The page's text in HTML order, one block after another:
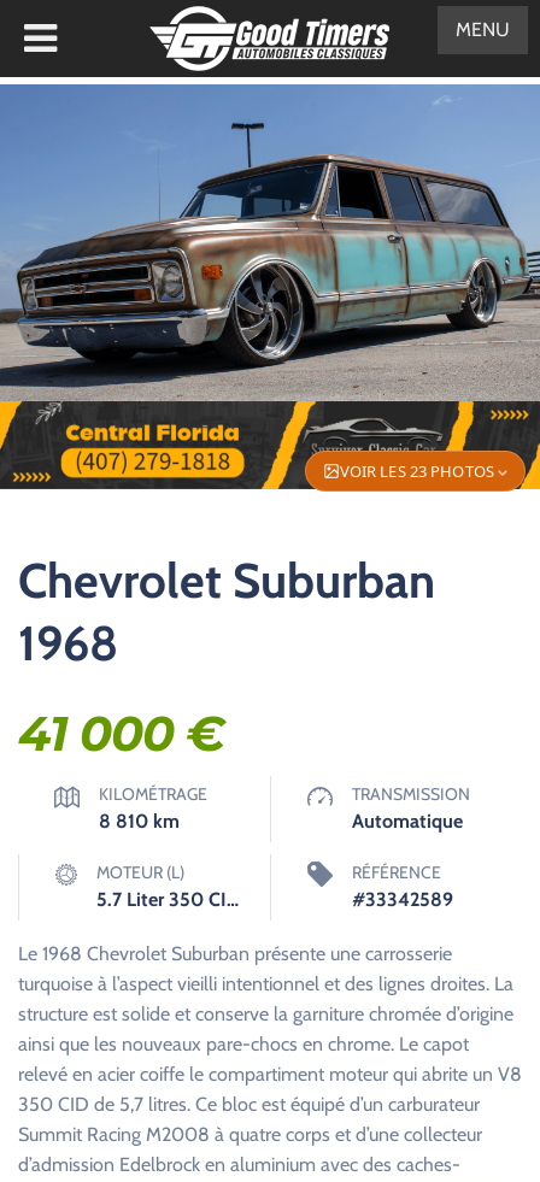
VOIR LES 23 PHOTOS
Chevrolet Suburban
1968
41 000€
KILOMÉTRAGE
8 810 km
TRANSMISSION
Automatique
MOTEUR (L)
5.7 Liter 350 CID V8
RÉFÉRENCE
#33342589
Le 1968 Chevrolet Suburban présente une carrosserie
turquoise à l’aspect vieilli intentionnel et des lignes droites. La
structure est solide et conserve la garniture chromée d’origine
ainsi que les nouveaux pare-chocs en chrome. Le capot
relevé en acier coiffe le compartiment moteur qui abrite un V8
350 CID de 5,7 litres. Ce bloc est équipé d’un carburateur
Summit Racing M2008 à quatre corps et d’une collecteur
d’admission Edelbrock en aluminium avec des caches-
MENU